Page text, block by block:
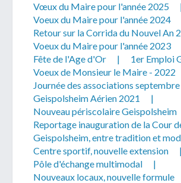
Vœux du Maire pour l'année 2025
Voeux du Maire pour l'année 2024
Retour sur la Corrida du Nouvel An
Voeux du Maire pour l'année 2023
Fête de l'Age d'Or
| 1er Emploi
Voeux de Monsieur le Maire - 2022
Journée des associations
Geispolsheim Aérien 2021
|
Nouveau périscolaire Geispolsheim
Reportage inauguration de la Cour
Geispolsheim, entre tradition et
Centre sportif, nouvelle extension
|
Pôle d'échange multimodal
|
Nouveaux locaux, nouvelle formule
Télécharger votre fichier
Uniquement PDF (.pdf), JPEG (.jpeg /
document WORD (.doc,
NON
En soumettant ce
que mes données personnelles soient
Mairie de Geispolsheim.